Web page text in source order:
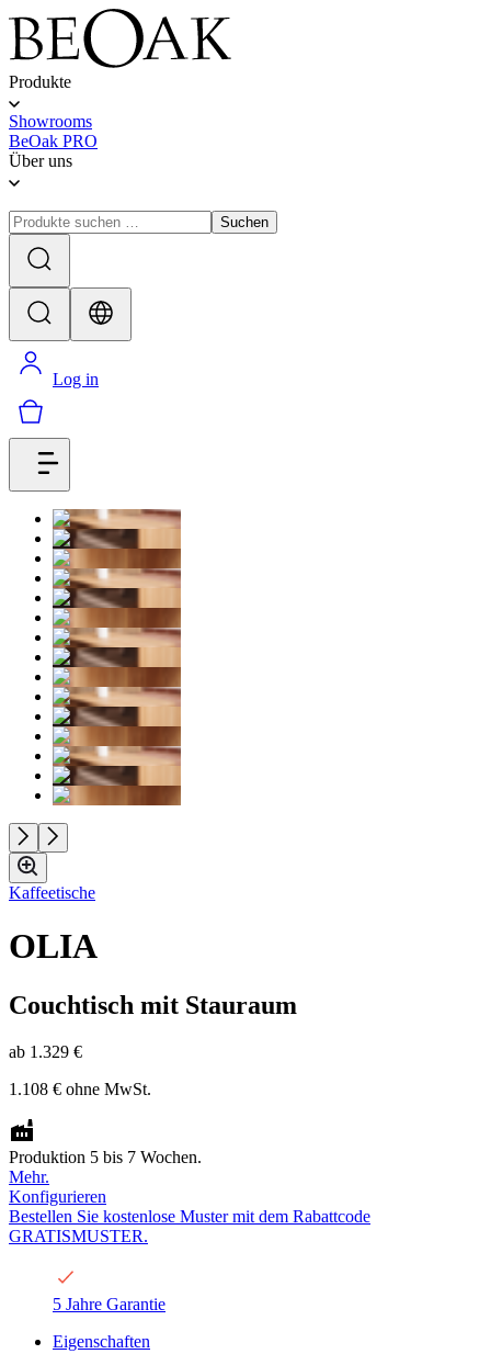
Produkte
Showrooms
BeOak PRO
Über uns
Suchen
Log in
Kaffeetische
OLIA
Couchtisch mit Stauraum
ab 1.329 €
1.108 € ohne MwSt.
Produktion 5 bis 7 Wochen.
Mehr.
Konfigurieren
Bestellen Sie kostenlose Muster mit dem Rabattcode
GRATISMUSTER.
5 Jahre Garantie
Eigenschaften